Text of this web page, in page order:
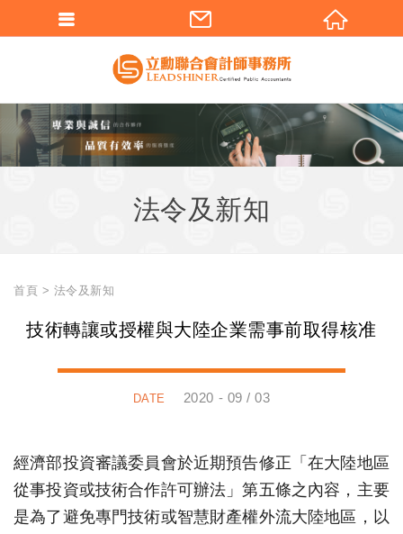
法令及新知
首頁 法令及新知
技術轉讓或授權與大陸企業需事前取得核准
2020 - 09 / 03
經濟部投資審議委員會於近期預告修正「在大陸地區
從事投資或技術合作許可辦法」第五條之內容， 主要
是為了避免專門技術或智慧財產權外流大陸地區， 以